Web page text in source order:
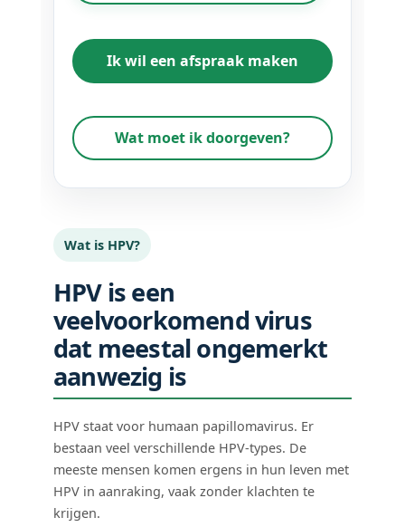
Ik wil een afspraak maken
Wat moet ik doorgeven?
Wat is HPV?
HPV is een
veelvoorkomend virus
dat meestal ongemerkt
aanwezig is
HPV staat voor humaan papillomavirus. Er
bestaan veel verschillende HPV-types. De
meeste mensen komen ergens in hun leven met
HPV in aanraking, vaak zonder klachten te
krijgen.